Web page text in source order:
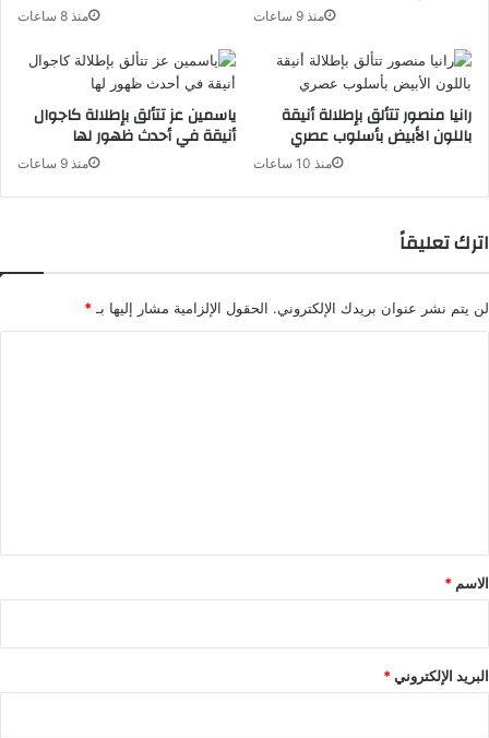
منذ 8 ساعات منذ 9 ساعات
ياسمين عز تتألق بإطلالة كاجوال
أنيقة في أحدث ظهور لها
منذ 9 ساعات
رانيا منصور تتألق بإطلالة أنيقة
باللون الأبيض بأسلوب عصري
منذ 10 ساعات
اترك تعليقاً
لن يتم نشر عنوان بريدك الإلكتروني. الحقول الإلزامية مشار إليها بـ *
*
الاسم *
البريد الإلكتروني*